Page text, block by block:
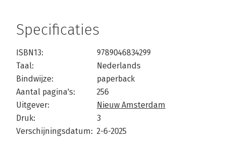
Specificaties
ISBN13:
9789046834299
Taal:
Nederlands
Bindwijze:
paperback
Aantal pagina's:
256
Uitgever:
Nieuw Amsterdam
Druk:
3
Verschijningsdatum: 2-6-2025